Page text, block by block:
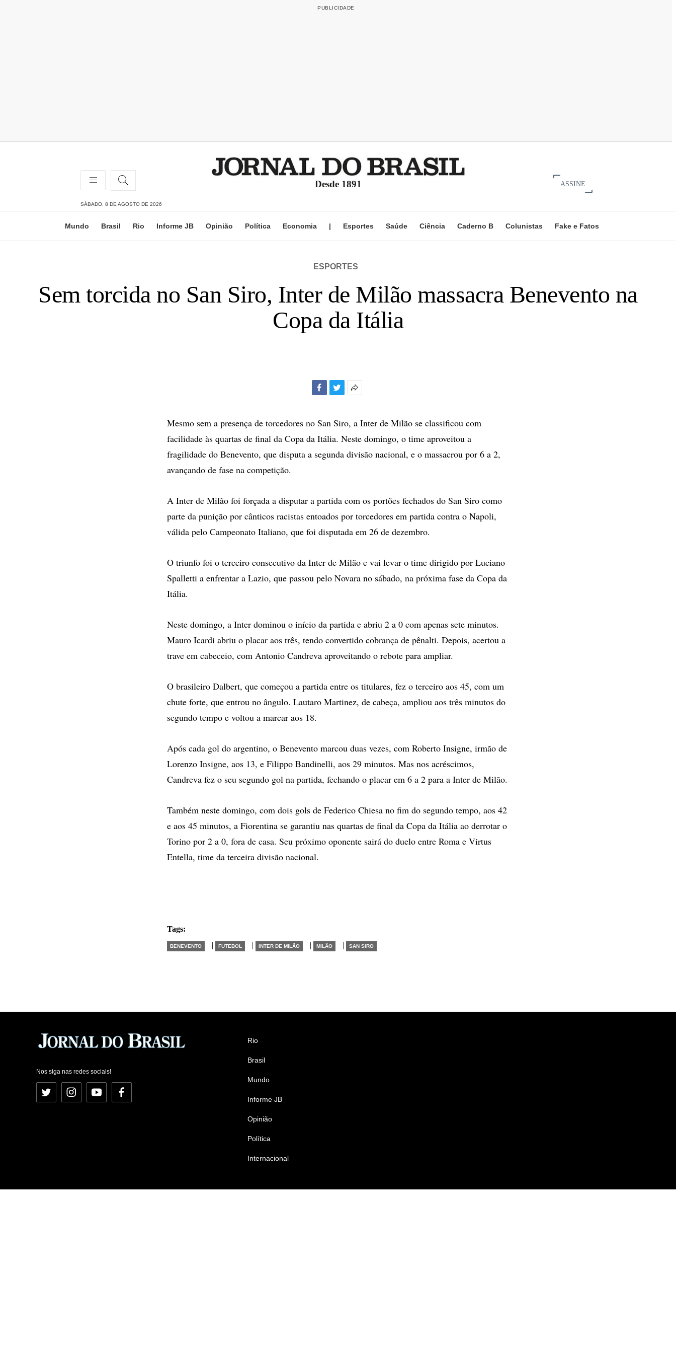
Desde 1891 ASSINE
SÁBADO, 8 DE AGOSTO DE 2026
Mundo Brasil Rio Informe JB Opinião Política Economia | Esportes Saúde Ciência Caderno B Colunistas Fake e Fatos
ESPORTES
Sem torcida no San Siro, Inter de Milão massacra Benevento na
Copa da Itália
compartilhamento
Mesmo sem a presença de torcedores no San Siro, a Inter de Milão se classificou com
facilidade às quartas de final da Copa da Itália. Neste domingo, o time aproveitou a
fragilidade do Benevento, que disputa a segunda divisão nacional, e o massacrou por 6 a 2,
avançando de fase na competição.
A Inter de Milão foi forçada a disputar a partida com os portões fechados do San Siro como
parte da punição por cânticos racistas entoados por torcedores em partida contra o Napoli,
válida pelo Campeonato Italiano, que foi disputada em 26 de dezembro.
O triunfo foi o terceiro consecutivo da Inter de Milão e vai levar o time dirigido por Luciano
Spalletti a enfrentar a Lazio, que passou pelo Novara no sábado, na próxima fase da Copa da
Itália.
Neste domingo, a Inter dominou o início da partida e abriu 2 a 0 com apenas sete minutos.
Mauro Icardi abriu o placar aos três, tendo convertido cobrança de pênalti. Depois, acertou a
trave em cabeceio, com Antonio Candreva aproveitando o rebote para ampliar.
O brasileiro Dalbert, que começou a partida entre os titulares, fez o terceiro aos 45, com um
chute forte, que entrou no ângulo. Lautaro Martinez, de cabeça, ampliou aos três minutos do
segundo tempo e voltou a marcar aos 18.
Após cada gol do argentino, o Benevento marcou duas vezes, com Roberto Insigne, irmão de
Lorenzo Insigne, aos 13, e Filippo Bandinelli, aos 29 minutos. Mas nos acréscimos,
Candreva fez o seu segundo gol na partida, fechando o placar em 6 a 2 para a Inter de Milão.
Também neste domingo, com dois gols de Federico Chiesa no fim do segundo tempo, aos 42
e aos 45 minutos, a Fiorentina se garantiu nas quartas de final da Copa da Itália ao derrotar o
Torino por 2 a 0, fora de casa. Seu próximo oponente sairá do duelo entre Roma e Virtus
Entella, time da terceira divisão nacional.
Tags:
BENEVENTO | FUTEBOL | INTER DE MILÃO | MILÃO | SAN SIRO
Nos siga nas redes sociais!
Twitter InstagramYouTubeFacebook
Rio
Brasil
Mundo
Informe JB
Opinião
Política
Internacional